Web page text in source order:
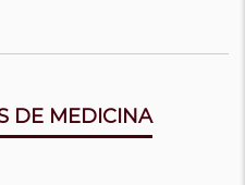
DE MEDICINA